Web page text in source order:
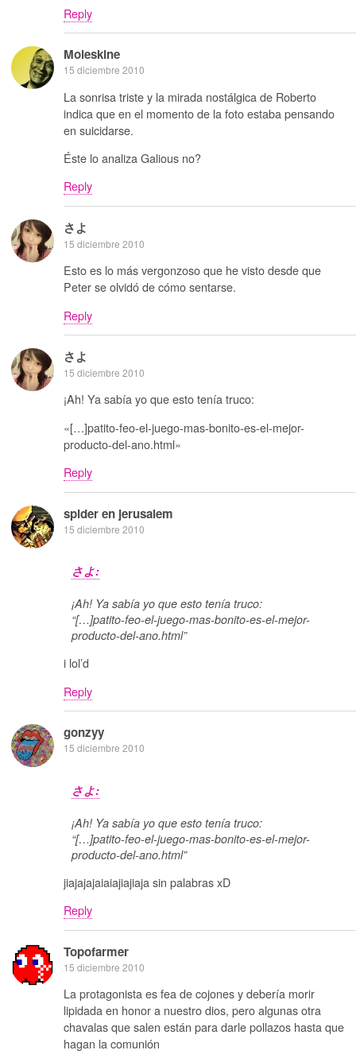
Reply
Moleskine
15 diciembre 2010
La sonrisa triste y la mirada nostálgica de Roberto
indica que en el momento de la foto estaba pensando
en suicidarse.
Éste lo analiza Galious no?
Reply
さよ
15 diciembre 2010
Esto es lo más vergonzoso que he visto desde que
Peter se olvidó de cómo sentarse.
Reply
さよ
15 diciembre 2010
¡Ah! Ya sabía yo que esto tenía truco:
«[…]patito-feo-el-juego-mas-bonito-es-el-mejor-
producto-del-ano.html»
Reply
spider en jerusalem
15 diciembre 2010
さよ:
¡Ah! Ya sabía yo que esto tenía truco:
“[…]patito-feo-el-juego-mas-bonito-es-el-mejor-
producto-del-ano.html”
i lol’d
Reply
gonzyy
15 diciembre 2010
さよ:
¡Ah! Ya sabía yo que esto tenía truco:
“[…]patito-feo-el-juego-mas-bonito-es-el-mejor-
producto-del-ano.html”
jiajajajaiaiajiajiaja sin palabras xD
Reply
Topofarmer
15 diciembre 2010
La protagonista es fea de cojones y debería morir
lipidada en honor a nuestro dios, pero algunas otra
chavalas que salen están para darle pollazos hasta que
hagan la comunión